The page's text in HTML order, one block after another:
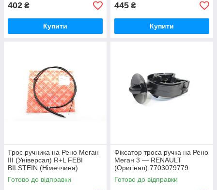
402 ₴
Купити
445 ₴
Купити
Трос ручника на Рено Меган
III (Універсал) R+L FEBI
BILSTEIN (Німеччина)
109485
Готово до відправки
Фіксатор троса ручка на Рено
Меган 3 — RENAULT
(Оригінал) 7703079779
Готово до відправки